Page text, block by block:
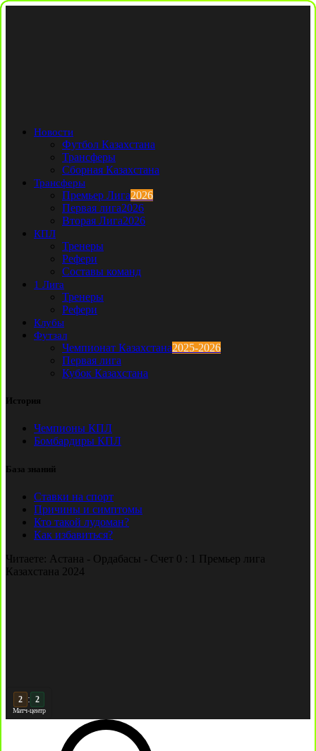
Новости
Футбол Казахстана
Трансферы
Сборная Казахстана
Трансферы
Премьер Лига2026
Первая лига2026
Вторая Лига2026
КПЛ
Тренеры
Рефери
Составы команд
1 Лига
Тренеры
Рефери
Клубы
Футзал
Чемпионат Казахстана2025-2026
Первая лига
Кубок Казахстана
История
Чемпионы КПЛ
Бомбардиры КПЛ
База знаний
Ставки на спорт
Причины и симптомы
Кто такой лудоман?
Как избавиться?
Читаете: Астана - Ордабасы - Счет 0 : 1 Премьер лига
Казахстана 2024
3 : 2
Матч-центр